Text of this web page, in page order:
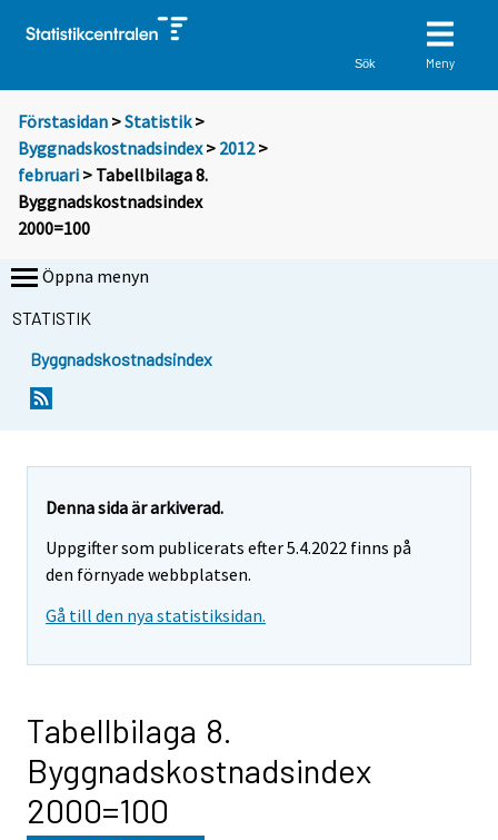
Sök Meny
Förstasidan >Statistik >
Byggnadskostnadsindex> 2012>
februari > Tabellbilaga 8.
Byggnadskostnadsindex
2000=100
Öppna menyn
STATISTIK
Byggnadskostnadsindex
Denna sida är arkiverad.
Uppgifter som publicerats efter 5.4.2022 finns på
den förnyade webbplatsen.
Gå till den nya statistiksidan.
Tabellbilaga 8.
Byggnadskostnadsindex
2000=100